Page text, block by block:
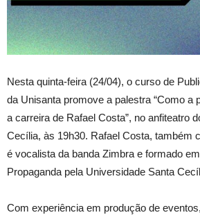
Nesta quinta-feira (24/04), o curso de
da Unisanta promove a palestra “Como a
a carreira de Rafael Costa”, no anfiteatro
Cecília, às 19h30. Rafael Costa, também
é vocalista da banda Zimbra e formado
Propaganda pela Universidade Santa
Com experiência em produção de